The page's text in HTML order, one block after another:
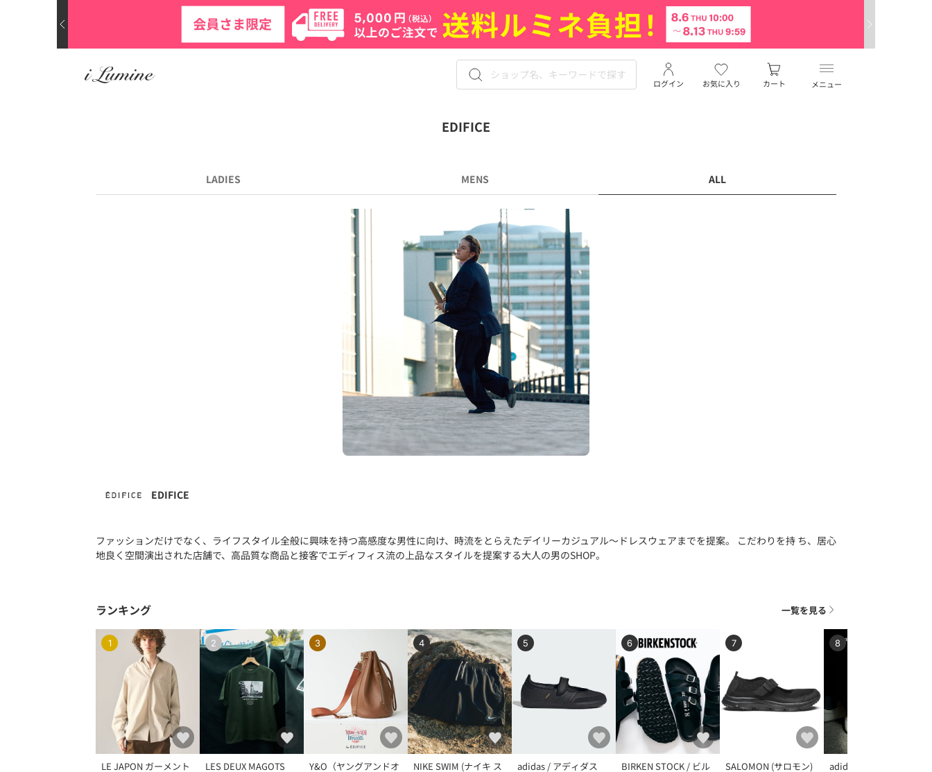
メニュー
お気に入り
ログイン カート
EDIFICE
LADIES MENS ALL
EDIFICE
ファッションだけでなく、ライフスタイル全般に興味を持つ高感度な男性に向け、時流をとらえたデイリーカジュアル～ドレスウェアまでを提案。 こだわりを持 ち、居心
地良く空間演出された店舗で、高品質な商品と接客でエディフィス流の上品なスタイルを提案する大人の男のSHOP。
ランキング 一覧を見る
1
LE JAPON ガーメント
2
LES DEUX MAGOTS
3
Y&O（ヤングアンドオ
4
NIKE SWIM (ナイキ ス
5
adidas / アディダス
6
BIRKEN STOCK / ビル
7
SALOMON (サロモン)
8
adidas Originals (アデ